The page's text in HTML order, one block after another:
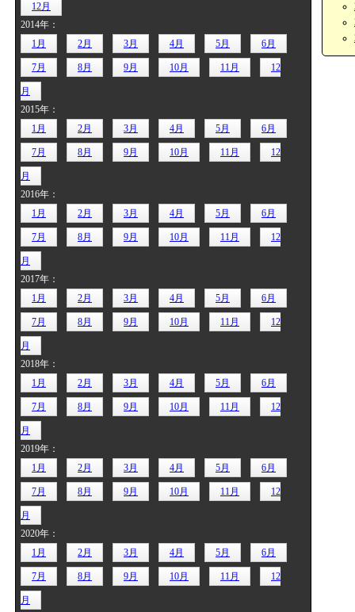
12月
2014年：
1月
2月 3月 4月 5月 6月
7月 8月 9月 10月 11月 12
月
2015年：
1月
2月 3月 4月 5月 6月
7月 8月 9月 10月 11月 12
月
2016年：
1月
2月 3月 4月 5月 6月
7月 8月 9月 10月 11月 12
月
2017年：
1月
2月 3月 4月 5月 6月
7月 8月 9月 10月 11月 12
月
2018年：
1月
2月 3月 4月 5月 6月
7月 8月 9月 10月 11月 12
月
2019年：
1月
2月 3月 4月 5月 6月
7月 8月 9月 10月 11月 12
月
2020年：
1月
2月 3月 4月 5月 6月
7月 8月 9月 10月 11月 12
月